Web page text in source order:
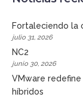
Fortaleciendo la
julio 31, 2026
NC2
junio 30, 2026
VMware
híbridos